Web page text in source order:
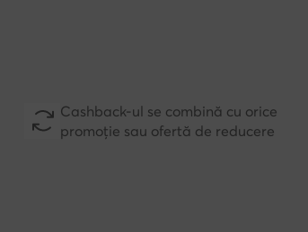
Cashback-ul se combină cu orice
promoție sau ofertă de reducere